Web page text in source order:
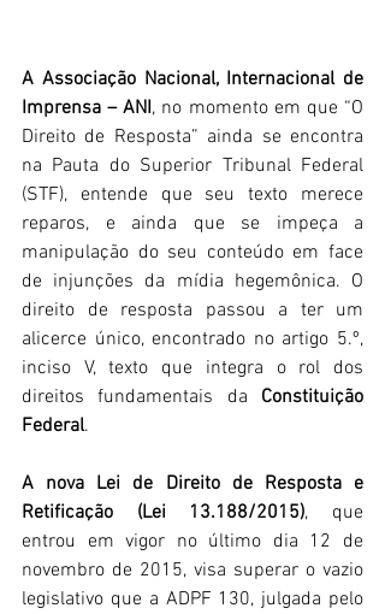
A Associação Nacional, Internacional de
Imprensa – ANI, no momento em que “O
Direito de Resposta” ainda se encontra
na Pauta do Superior Tribunal Federal
(STF), entende que seu texto merece
reparos, e ainda que se impeça a
manipulação do seu conteúdo em face
de injunções da mídia hegemônica. O
direito de resposta passou a ter um
alicerce único, encontrado no artigo 5.º,
inciso V, texto que integra o rol dos
direitos fundamentais da Constituição
Federal.
A nova Lei de Direito de Resposta e
Retificação (Lei 13.188/2015), que
entrou em vigor no último dia 12 de
novembro de 2015, visa superar o vazio
legislativo que a ADPF 130, julgada pelo